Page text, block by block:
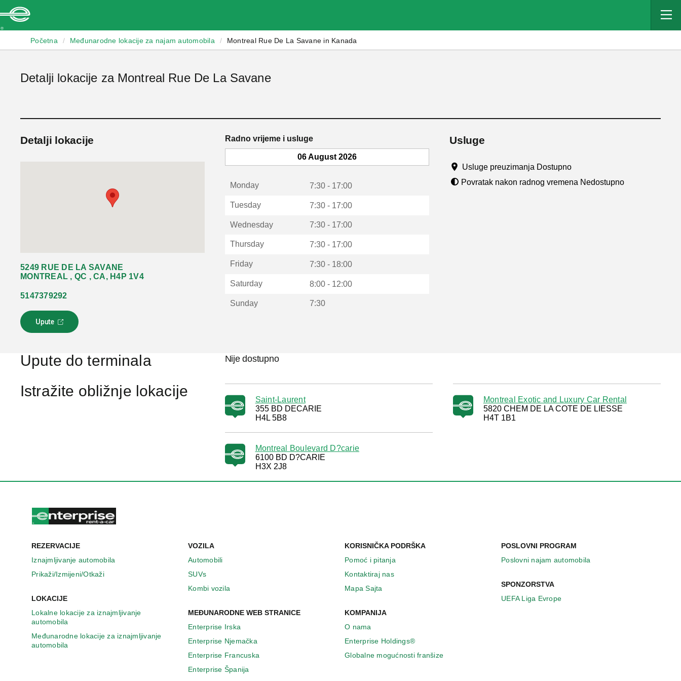
Početna / Međunarodne lokacije za najam automobila / Montreal Rue De La Savane in Kanada
Detalji lokacije za Montreal Rue De La Savane
Detalji lokacije
5249 RUE DE LA SAVANE
MONTREAL , QC , CA, H4P 1V4
5147379292
Upute
L
i
s
o
t
p
r
o
o
r
Radno vrijeme i usluge
06 August 2026
Monday 7:30 - 17:00
Tuesday 7:30 - 17:00
Wednesday 7:30 - 17:00
Thursday 7:30 - 17:00
Friday 7:30 - 18:00
Saturday 8:00 - 12:00
Sunday 7:30
Usluge
Usluge preuzimanja Dostupno
Povratak nakon radnog vremena Nedostupno
Upute do terminala Nije dostupno
Istražite obližnje lokacije
Saint-Laurent
355 BD DECARIE
H4L 5B8
Montreal Exotic and Luxury Car Rental
5820 CHEM DE LA COTE DE LIESSE
H4T 1B1
Montreal Boulevard D?carie
6100 BD D?CARIE
H3X 2J8
REZERVACIJE
Iznajmljivanje automobila
Prikaži/Izmijeni/Otkaži
LOKACIJE
Lokalne lokacije za iznajmljivanje
automobila
Međunarodne lokacije za iznajmljivanje
automobila
VOZILA
Automobili
SUVs
Kombi vozila
MEĐUNARODNE WEB STRANICE
Enterprise Irska
Enterprise Njemačka
Enterprise Francuska
Enterprise Španija
KORISNIČKA PODRŠKA
Pomoć i pitanja
Kontaktiraj nas
Mapa Sajta
KOMPANIJA
O nama
Enterprise Holdings®
Globalne mogućnosti franšize
POSLOVNI PROGRAM
Poslovni najam automobila
SPONZORSTVA
UEFA Liga Evrope